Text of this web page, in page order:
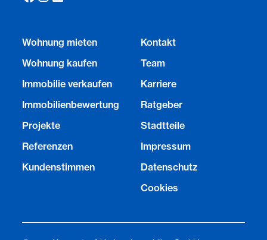
Wohnung mieten
Wohnung kaufen
Immobilie verkaufen
Immobilienbewertung
Projekte
Referenzen
Kundenstimmen
Kontakt
Team
Karriere
Ratgeber
Stadtteile
Impressum
Datenschutz
Cookies